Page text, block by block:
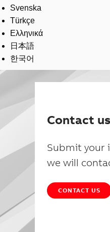
Svenska
Türkçe
Ελληνικά
日本語
한국어
Contact us
Submit your
we will
CONTACT US